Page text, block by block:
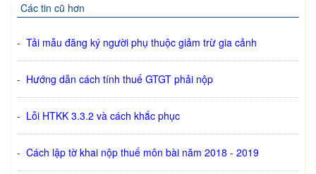
Các tin cũ hơn
- Tải mẫu đăng ký người phụ thuộc giảm trừ gia cảnh
- Hướng dẫn cách tính thuế GTGT phải nộp
- Lỗi HTKK 3.3.2 và cách khắc phục
- Cách lập tờ khai nộp thuế môn bài năm 2018 - 2019